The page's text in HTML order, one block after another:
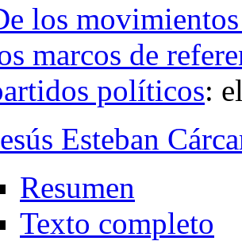
los
marcos de
políticos:
Esteban
Resumen
Texto completo